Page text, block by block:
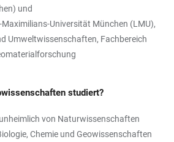
und
Universität München (LMU),
Umweltwissenschaften, Fachbereich
studiert?
von Naturwissenschaften
Chemie und Geowissenschaften